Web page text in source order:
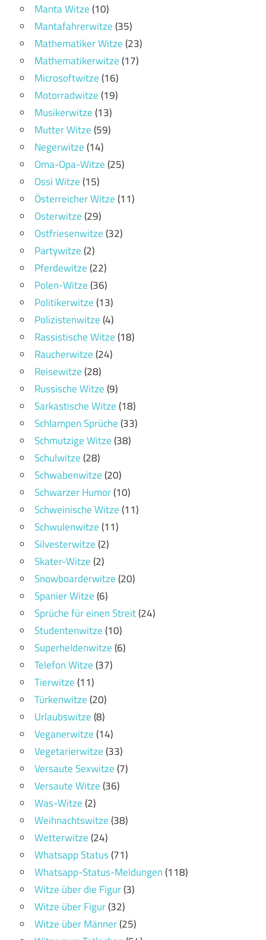
Manta Witze(10)
Mantafahrerwitze(35)
Mathematiker Witze(23)
Mathematikerwitze(17)
Microsoftwitze(16)
Motorradwitze(19)
Musikerwitze(13)
Mutter Witze(59)
Negerwitze(14)
Oma-Opa-Witze(25)
Ossi Witze(15)
Österreicher Witze(11)
Osterwitze(29)
Ostfriesenwitze(32)
Partywitze(2)
Pferdewitze(22)
Polen-Witze(36)
Politikerwitze(13)
Polizistenwitze(4)
Rassistische Witze(18)
Raucherwitze(24)
Reisewitze(28)
Russische Witze(9)
Sarkastische Witze(18)
Schlampen Sprüche(33)
Schmutzige Witze(38)
Schulwitze(28)
Schwabenwitze(20)
Schwarzer Humor(10)
Schweinische Witze(11)
Schwulenwitze(11)
Silvesterwitze(2)
Skater-Witze(2)
Snowboarderwitze(20)
Spanier Witze(6)
Sprüche für einen Streit(24)
Studentenwitze(10)
Superheldenwitze(6)
Telefon Witze(37)
Tierwitze(11)
Türkenwitze(20)
Urlaubswitze(8)
Veganerwitze(14)
Vegetarierwitze(33)
Versaute Sexwitze(7)
Versaute Witze(36)
Was-Witze(2)
Weihnachtswitze(38)
Wetterwitze(24)
Whatsapp Status(71)
Whatsapp-Status-Meldungen(118)
Witze über die Figur(3)
Witze über Figur(32)
Witze über Männer(25)